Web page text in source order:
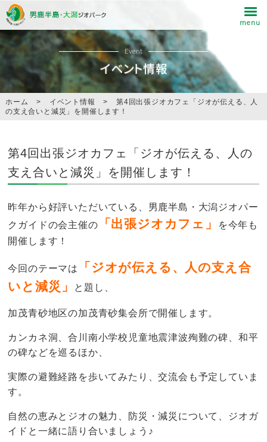
Event
ホーム > イベント情報 >
第4回出張ジオカフェ「ジオが伝える、人
の支え合いと減災」を開催します！
第4回出張ジオカフェ「ジオが伝える、人の
支え合いと減災」を開催します！
昨年から好評いただいている、男鹿半島・大潟ジオパー
クガイドの会主催の
「出張ジオカフェ」
を今年も
開催します！
今回のテーマは
「ジオが伝える、人の支え合
いと減災」
と題し、
加茂青砂地区の加茂青砂集会所で開催します。
カンカネ洞、合川南小学校児童地震津波殉難の碑、和平
の碑などを巡るほか、
実際の避難経路を歩いてみたり、交流会も予定していま
す。
自然の恵みとジオの魅力、防災・減災について、ジオガ
イドと一緒に語り合いましょう♪